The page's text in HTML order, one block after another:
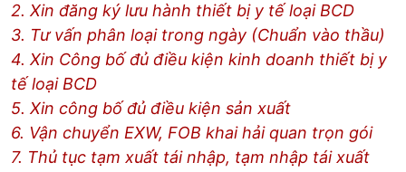
2. Xin đăng ký lưu hành thiết bị y tế loại BCD
3. Tư vấn phân loại trong ngày (Chuẩn vào thầu)
4. Xin Công bố đủ điều kiện kinh doanh thiết bị y
tế loại BCD
5. Xin công bố đủ điều kiện sản xuất
6. Vận chuyển EXW, FOB khai hải quan trọn gói
7. Thủ tục tạm xuất tái nhập, tạm nhập tái xuất